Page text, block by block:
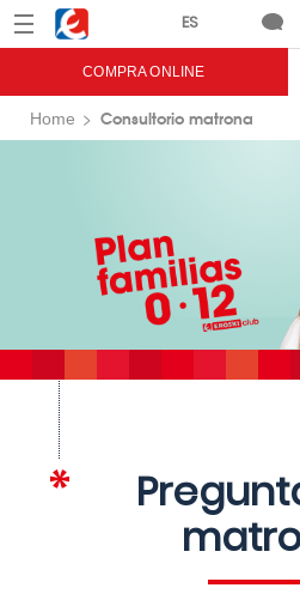
Menú Eroski
COMPRA ONLINE
Home Consultorio matrona